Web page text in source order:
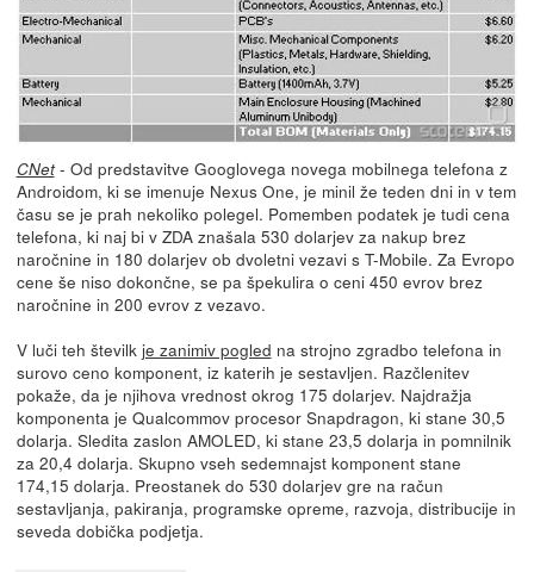
CNet- Od predstavitve Googlovega novega mobilnega telefona z
Androidom, ki se imenuje Nexus One, je minil že teden dni in v tem
času se je prah nekoliko polegel. Pomemben podatek je tudi cena
telefona, ki naj bi v ZDA znašala 530 dolarjev za nakup brez
naročnine in 180 dolarjev ob dvoletni vezavi s T-Mobile. Za Evropo
cene še niso dokončne, se pa špekulira o ceni 450 evrov brez
naročnine in 200 evrov z vezavo.
V luči teh številk je zanimiv pogled na strojno zgradbo telefona in
surovo ceno komponent, iz katerih je sestavljen. Razčlenitev
pokaže, da je njihova vrednost okrog 175 dolarjev. Najdražja
komponenta je Qualcommov procesor Snapdragon, ki stane 30,5
dolarja. Sledita zaslon AMOLED, ki stane 23,5 dolarja in pomnilnik
za 20,4 dolarja. Skupno vseh sedemnajst komponent stane
174,15 dolarja. Preostanek do 530 dolarjev gre na račun
sestavljanja, pakiranja, programske opreme, razvoja, distribucije in
seveda dobička podjetja.